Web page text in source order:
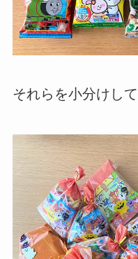
それらを小分けし